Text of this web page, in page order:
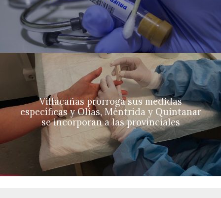
Villacañas prorroga sus medidas
específicas y Olías, Méntrida y Quintanar
se incorporan a las provinciales